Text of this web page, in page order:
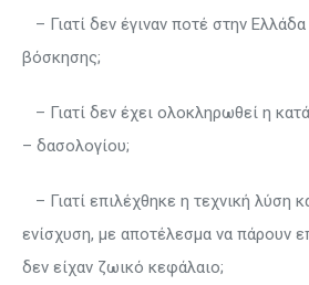
– Γιατί δεν έγιναν ποτέ στην Ελλάδα
βόσκησης;
– Γιατί δεν έχει ολοκληρωθεί η
– δασολογίου;
– Γιατί επιλέχθηκε η τεχνική λύση
ενίσχυση, με αποτέλεσμα να πάρουν
δεν είχαν ζωικό κεφάλαιο;